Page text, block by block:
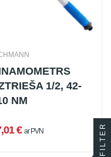
1/2, 42-
NM
€ ar PVN FILTER